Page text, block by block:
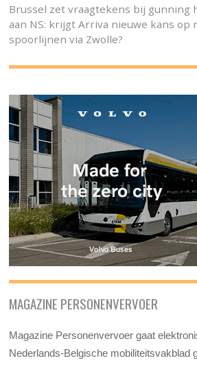
Brussel zet vraagtekens bij gunning
aan NS: krijgt Arriva nieuwe kans op
spoorlijnen via Zwolle?
MAGAZINE PERSONENVERVOER
Magazine Personenvervoer gaat
Nederlands-Belgische mobiliteitsvakblad